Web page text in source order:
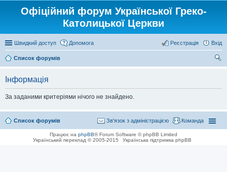
Офіційний форум Української Греко-
Католицької Церкви
Швидкий доступ Допомога Вхід
Реєстрація
Список форумів
Інформація
За заданими критеріями нічого не знайдено.
Список форумів Команда
Зв'язок з адміністрацією
Працює на phpBB® Forum Software © phpBB Limited
Український переклад © 2005-2015
Українська підтримка phpBB